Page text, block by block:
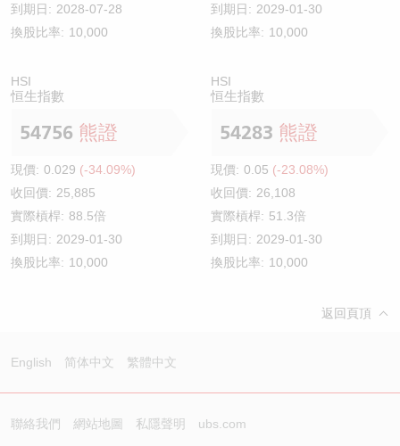
到期日: 2028-07-28
換股比率: 10,000
到期日: 2029-01-30
換股比率: 10,000
HSI
恒生指數
54756 熊證
現價: 0.029 (-34.09%)
收回價: 25,885
實際槓桿: 88.5倍
到期日: 2029-01-30
換股比率: 10,000
HSI
恒生指數
54283 熊證
現價: 0.05 (-23.08%)
收回價: 26,108
實際槓桿: 51.3倍
到期日: 2029-01-30
換股比率: 10,000
返回頁頂
English 简体中文 繁體中文
聯絡我們 網站地圖 私隱聲明 ubs.com